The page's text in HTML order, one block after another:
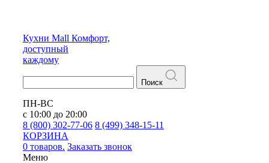
Кухни Mall Комфорт,
доступный
каждому
Поиск
ПН-ВС
с 10:00 до 20:00
8 (800) 302-77-06 8 (499) 348-15-11
КОРЗИНА
0 товаров. Заказать звонок
Меню